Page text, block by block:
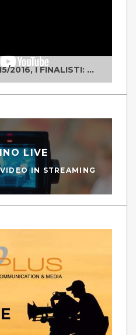
UNO TWO DREI 2015/2016, I FINALISTI: CLASSE IV ALS ISTITUTO "DEGASPERI" BORGO VALSUGANA
LIVE
IN STREAMING